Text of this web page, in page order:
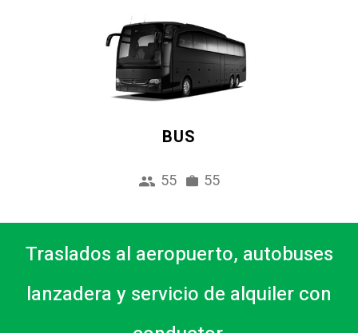
BUS
55 55
Traslados al aeropuerto, autobuses
lanzadera y servicio de alquiler con